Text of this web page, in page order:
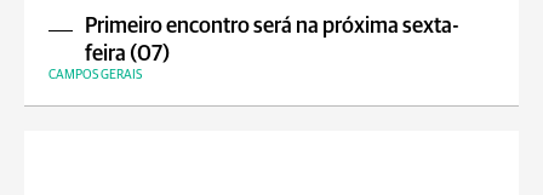
Primeiro encontro será na próxima sexta-
feira (07)
CAMPOS GERAIS